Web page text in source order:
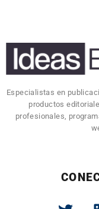
Especialistas en
productos
profesionales,